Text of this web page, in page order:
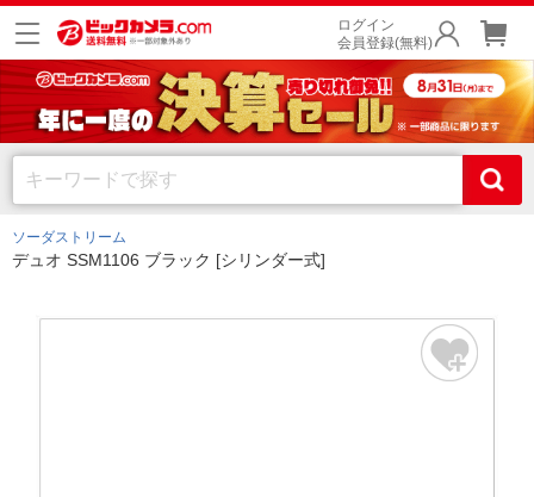
ログイン
会員登録(無料)
ソーダストリーム
デュオ SSM1106 ブラック [シリンダー式]